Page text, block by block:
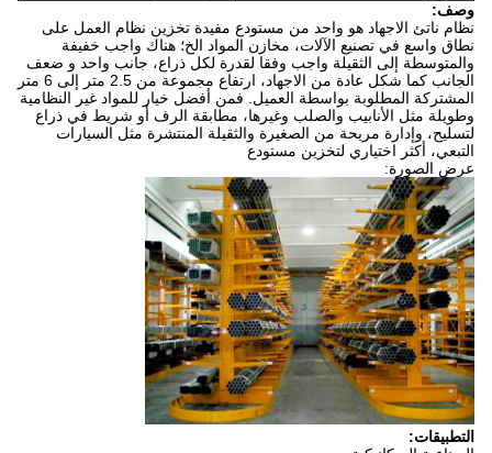
وصف:
نظام ناتئ الاجهاد هو واحد من مستودع مفيدة تخزين نظام العمل على
نطاق واسع في تصنيع الآلات، مخازن المواد الخ؛ هناك واجب خفيفة
والمتوسطة إلى الثقيلة واجب وفقا لقدرة لكل ذراع، جانب واحد و ضعف
الجانب كما شكل عادة من الاجهاد، ارتفاع مجموعة من 2.5 متر إلى 6 متر
المشتركة المطلوبة بواسطة العميل. فمن أفضل خيار للمواد غير النظامية
وطويلة مثل الأنابيب والصلب وغيرها، مطابقة الرف أو شريط في ذراع
لتسليح، وإدارة مريحة من الصغيرة والثقيلة المنتشرة مثل السيارات
التبعي، أكثر اختياري لتخزين مستودع
عرض الصورة:
التطبيقات: